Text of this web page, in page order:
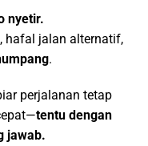
nyetir.
, hafal jalan alternatif,
.
perjalanan tetap
tentu dengan
jawab.